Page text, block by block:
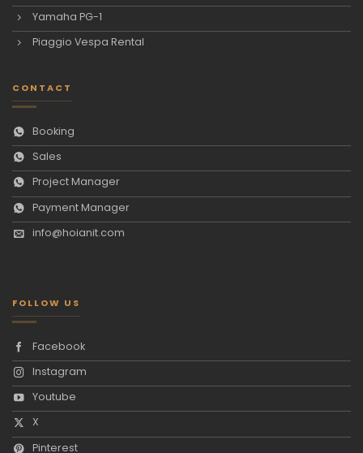
Yamaha PG-1
Piaggio Vespa Rental
CONTACT
Booking
Sales
Project Manager
Payment Manager
info@hoianit.com
FOLLOW US
Facebook
Instagram
Youtube
X
Pinterest